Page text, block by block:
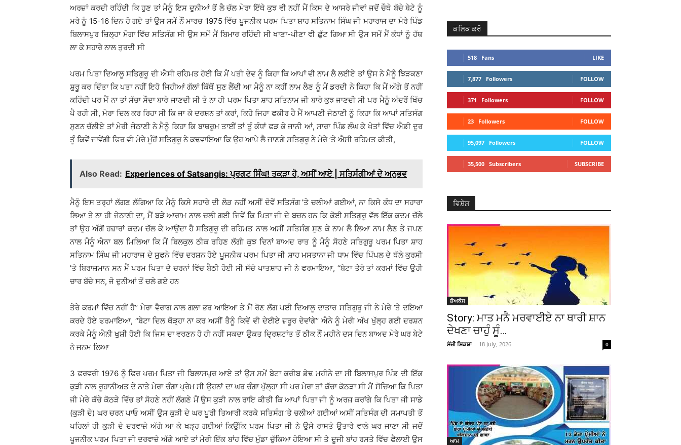
ਅਰਜ਼ਾਂ ਕਰਦੀ ਰਹਿੰਦੀ ਕਿ ਹੁਣ ਤਾਂ ਮੈਨੂੰ ਇਸ ਦੁਨੀਆਂ ਤੋਂ ਲੈ ਚੱਲ ਮੇਰਾ ਇੱਥੇ ਕੁਝ ਵੀ ਨਹੀਂ ਮੈਂ ਕਿਸ ਦੇ ਆਸਰੇ ਜੀਵਾਂ ਜਦੋਂ ਚੌਥੇ ਬੱਚੇ ਬੇਟੇ ਨੂੰ
ਮਰੇ ਨੂੰ 15-16 ਦਿਨ ਹੋ ਗਏ ਤਾਂ ਉਸ ਸਮੇਂ ਨੌਂ ਮਾਰਚ 1975 ਵਿੱਚ ਪੂਜਨੀਕ ਪਰਮ ਪਿਤਾ ਸ਼ਾਹ ਸਤਿਨਾਮ ਸਿੰਘ ਜੀ ਮਹਾਰਾਜ ਦਾ ਮੇਰੇ ਪਿੰਡ
ਬਿਲਾਸਪੁਰ ਜ਼ਿਲ੍ਹਾ ਮੋਗਾ ਵਿੱਚ ਸਤਿਸੰਗ ਸੀ ਉਸ ਸਮੇਂ ਮੈਂ ਬਿਮਾਰ ਰਹਿੰਦੀ ਸੀ ਖਾਣਾ-ਪੀਣਾ ਵੀ ਛੁੱਟ ਗਿਆ ਸੀ ਉਸ ਸਮੇਂ ਮੈਂ ਕੰਧਾਂ ਨੂੰ ਹੱਥ
ਲਾ ਕੇ ਸਹਾਰੇ ਨਾਲ ਤੁਰਦੀ ਸੀ
ਪਰਮ ਪਿਤਾ ਦਿਆਲੂ ਸਤਿਗੁਰੂ ਦੀ ਐਸੀ ਰਹਿਮਤ ਹੋਈ ਕਿ ਮੈਂ ਪਤੀ ਦੇਵ ਨੂੰ ਕਿਹਾ ਕਿ ਆਪਾਂ ਵੀ ਨਾਮ ਲੈ ਲਈਏ ਤਾਂ ਉਸ ਨੇ ਮੈਨੂੰ ਝਿੜਕਣਾ
ਸ਼ੁਰੂ ਕਰ ਦਿੱਤਾ ਕਿ ਪਤਾ ਨਹੀਂ ਇਹੋ ਜਿਹੀਆਂ ਗੱਲਾਂ ਕਿੱਥੋਂ ਸੁਣ ਲੈਂਦੀ ਆ ਮੈਨੂੰ ਨਾ ਕਹੀਂ ਨਾਮ ਲੈਣ ਨੂੰ ਮੈਂ ਡਰਦੀ ਨੇ ਕਿਹਾ ਕਿ ਮੈਂ ਅੱਗੇ ਤੋਂ ਨਹੀਂ
ਕਹਿੰਦੀ ਪਰ ਮੈਂ ਨਾ ਤਾਂ ਸੱਚਾ ਸੌਦਾ ਬਾਰੇ ਜਾਣਦੀ ਸੀ ਤੇ ਨਾ ਹੀ ਪਰਮ ਪਿਤਾ ਸ਼ਾਹ ਸਤਿਨਾਮ ਜੀ ਬਾਰੇ ਕੁਝ ਜਾਣਦੀ ਸੀ ਪਰ ਮੈਨੂੰ ਅੰਦਰੋਂ ਖਿੱਚ
ਪੈ ਰਹੀ ਸੀ, ਮੇਰਾ ਦਿਲ ਕਰ ਰਿਹਾ ਸੀ ਕਿ ਜਾ ਕੇ ਦਰਸ਼ਨ ਤਾਂ ਕਰਾਂ, ਕਿਹੋ ਜਿਹਾ ਫਕੀਰ ਹੈ ਮੈਂ ਆਪਣੀ ਜੇਠਾਣੀ ਨੂੰ ਕਿਹਾ ਕਿ ਆਪਾਂ ਸਤਿਸੰਗ
ਸੁਣਨ ਚੱਲੀਏ ਤਾਂ ਮੇਰੀ ਜੇਠਾਣੀ ਨੇ ਮੈਨੂੰ ਕਿਹਾ ਕਿ ਬਾਥਰੂਮ ਤਾਈਂ ਤਾਂ ਤੂੰ ਕੰਧਾਂ ਫੜ ਕੇ ਜਾਨੀ ਆਂ, ਸਾਰਾ ਪਿੰਡ ਲੰਘ ਕੇ ਖੇਤਾਂ ਵਿੱਚ ਐਡੀ ਦੂਰ
ਤੂੰ ਕਿਵੇਂ ਜਾਵੇਂਗੀ ਫਿਰ ਵੀ ਮੇਰੇ ਮੂੰਹੋਂ ਸਤਿਗੁਰੂ ਨੇ ਕਢਵਾਇਆ ਕਿ ਉਹ ਆਪੇ ਲੈ ਜਾਣਗੇ ਸਤਿਗੁਰੂ ਨੇ ਮੇਰੇ ’ਤੇ ਐਸੀ ਰਹਿਮਤ ਕੀਤੀ,
Also Read: Experiences of Satsangis: ਪ੍ਰਗਟ ਸਿੰਘ! ਤਕੜਾ ਹੋ, ਅਸੀਂ ਆਏ | ਸਤਿਸੰਗੀਆਂ ਦੇ ਅਨੁਭਵ
ਮੈਨੂੰ ਇਸ ਤਰ੍ਹਾਂ ਲੱਗਣ ਲੱਗਿਆ ਕਿ ਮੈਨੂੰ ਕਿਸੇ ਸਹਾਰੇ ਦੀ ਲੋੜ ਨਹੀਂ ਅਸੀਂ ਦੋਵੇਂ ਸਤਿਸੰਗ ’ਤੇ ਚਲੀਆਂ ਗਈਆਂ, ਨਾ ਕਿਸੇ ਕੰਧ ਦਾ ਸਹਾਰਾ
ਲਿਆ ਤੇ ਨਾ ਹੀ ਜੇਠਾਣੀ ਦਾ, ਮੈਂ ਬੜੇ ਆਰਾਮ ਨਾਲ ਚਲੀ ਗਈ ਜਿਵੇਂ ਕਿ ਪਿਤਾ ਜੀ ਦੇ ਬਚਨ ਹਨ ਕਿ ਕੋਈ ਸਤਿਗੁਰੂ ਵੱਲ ਇੱਕ ਕਦਮ ਚੱਲੇ
ਤਾਂ ਉਹ ਅੱਗੋਂ ਹਜ਼ਾਰਾਂ ਕਦਮ ਚੱਲ ਕੇ ਆਉਂਦਾ ਹੈ ਸਤਿਗੁਰੂ ਦੀ ਰਹਿਮਤ ਨਾਲ ਅਸੀਂ ਸਤਿਸੰਗ ਸੁਣ ਕੇ ਨਾਮ ਲੈ ਲਿਆ ਨਾਮ ਲੈਣ ਤੇ ਜਪਣ
ਨਾਲ ਮੈਨੂੰ ਐਨਾ ਬਲ ਮਿਲਿਆ ਕਿ ਮੈਂ ਬਿਲਕੁਲ ਠੀਕ ਰਹਿਣ ਲੱਗੀ ਕੁਝ ਦਿਨਾਂ ਬਾਅਦ ਰਾਤ ਨੂੰ ਮੈਨੂੰ ਸੋਹਣੇ ਸਤਿਗੁਰੂ ਪਰਮ ਪਿਤਾ ਸ਼ਾਹ
ਸਤਿਨਾਮ ਸਿੰਘ ਜੀ ਮਹਾਰਾਜ ਦੇ ਸੁਫਨੇ ਵਿੱਚ ਦਰਸ਼ਨ ਹੋਏ ਪੂਜਨੀਕ ਪਰਮ ਪਿਤਾ ਜੀ ਸ਼ਾਹ ਮਸਤਾਨਾ ਜੀ ਧਾਮ ਵਿੱਚ ਪਿੱਪਲ ਦੇ ਥੱਲੇ ਕੁਰਸੀ
’ਤੇ ਬਿਰਾਜ਼ਮਾਨ ਸਨ ਮੈਂ ਪਰਮ ਪਿਤਾ ਦੇ ਚਰਨਾਂ ਵਿੱਚ ਬੈਠੀ ਹੋਈ ਸੀ ਸੱਚੇ ਪਾਤਸ਼ਾਹ ਜੀ ਨੇ ਫਰਮਾਇਆ, ‘‘ਬੇਟਾ ਤੇਰੇ ਤਾਂ ਕਰਮਾਂ ਵਿੱਚ ਉਹੀ
ਚਾਰ ਬੱਚੇ ਸਨ, ਜੋ ਦੁਨੀਆਂ ਤੋਂ ਚਲੇ ਗਏ ਹਨ
ਤੇਰੇ ਕਰਮਾਂ ਵਿੱਚ ਨਹੀਂ ਹੈ’’ ਮੇਰਾ ਵੈਰਾਗ ਨਾਲ ਗਲਾ ਭਰ ਆਇਆ ਤੇ ਮੈਂ ਰੋਣ ਲੱਗ ਪਈ ਦਿਆਲੂ ਦਾਤਾਰ ਸਤਿਗੁਰੂ ਜੀ ਨੇ ਮੇਰੇ ’ਤੇ ਦਇਆ
ਕਰਦੇ ਹੋਏ ਫਰਮਾਇਆ, ‘‘ਬੇਟਾ ਦਿਲ ਥੋੜ੍ਹਾ ਨਾ ਕਰ ਅਸੀਂ ਤੈਨੂੰ ਕਿਵੇਂ ਵੀ ਦੇਈਏ ਜ਼ਰੂਰ ਦੇਵਾਂਗੇ’’ ਐਨੇ ਨੂੰ ਮੇਰੀ ਅੱਖ ਖੁੱਲ੍ਹ ਗਈ ਦਰਸ਼ਨ
ਕਰਕੇ ਮੈਨੂੰ ਐਨੀ ਖੁਸ਼ੀ ਹੋਈ ਕਿ ਜਿਸ ਦਾ ਵਰਣਨ ਹੋ ਹੀ ਨਹੀਂ ਸਕਦਾ ਉਕਤ ਦ੍ਰਿਸ਼ਟਾਂਤ ਤੋਂ ਠੀਕ ਨੌਂ ਮਹੀਨੇ ਦਸ ਦਿਨ ਬਾਅਦ ਮੇਰੇ ਘਰ ਬੇਟੇ
ਨੇ ਜਨਮ ਲਿਆ
3 ਫਰਵਰੀ 1976 ਨੂੰ ਫਿਰ ਪਰਮ ਪਿਤਾ ਜੀ ਬਿਲਾਸਪੁਰ ਆਏ ਤਾਂ ਉਸ ਸਮੇਂ ਬੇਟਾ ਕਰੀਬ ਡੇਢ ਮਹੀਨੇ ਦਾ ਸੀ ਬਿਲਾਸਪੁਰ ਪਿੰਡ ਦੀ ਇੱਕ
ਕੁੜੀ ਨਾਲ ਰੂਹਾਨੀਅਤ ਦੇ ਨਾਤੇ ਮੇਰਾ ਚੰਗਾ ਪ੍ਰੇਮ ਸੀ ਉਹਨਾਂ ਦਾ ਘਰ ਚੰਗਾ ਖੁੱਲ੍ਹਾ ਸੀੇ ਪਰ ਮੇਰਾ ਤਾਂ ਕੱਚਾ ਕੋਠੜਾ ਸੀ ਮੈਂ ਸੋਚਿਆ ਕਿ ਪਿਤਾ
ਜੀ ਮੇਰੇ ਕੱਚੇ ਕੋਠੜੇ ਵਿੱਚ ਤਾਂ ਸੋਹਣੇ ਨਹੀਂ ਲੱਗਣੇ ਮੈਂ ਉਸ ਕੁੜੀ ਨਾਲ ਰਾਇ ਕੀਤੀ ਕਿ ਆਪਾਂ ਪਿਤਾ ਜੀ ਨੂੰ ਅਰਜ਼ ਕਰਾਂਗੇ ਕਿ ਪਿਤਾ ਜੀ ਸਾਡੇ
(ਕੁੜੀ ਦੇ) ਘਰ ਚਰਨ ਪਾਓ ਅਸੀਂ ਉਸ ਕੁੜੀ ਦੇ ਘਰ ਪੂਰੀ ਤਿਆਰੀ ਕਰਕੇ ਸਤਿਸੰਗ ’ਤੇ ਚਲੀਆਂ ਗਈਆਂ ਅਸੀਂ ਸਤਿਸੰਗ ਦੀ ਸਮਾਪਤੀ ਤੋਂ
ਪਹਿਲਾਂ ਹੀ ਕੁੜੀ ਦੇ ਦਰਵਾਜ਼ੇ ਅੱਗੇ ਆ ਕੇ ਖੜ੍ਹ ਗਈਆਂ ਕਿਉਂਕਿ ਪਰਮ ਪਿਤਾ ਜੀ ਨੇ ਉਸੇ ਰਾਸਤੇ ਉਤਾਰੇ ਵਾਲੇ ਘਰ ਜਾਣਾ ਸੀ ਜਦੋਂ
ਪੂਜਨੀਕ ਪਰਮ ਪਿਤਾ ਜੀ ਦਰਵਾਜ਼ੇ ਅੱਗੇ ਆਏ ਤਾਂ ਮੇਰੀ ਇੱਕ ਬਾਂਹ ਵਿੱਚ ਮੁੰਡਾ ਚੁੱਕਿਆ ਹੋਇਆ ਸੀ ਤੇ ਦੂਜੀ ਬਾਂਹ ਰਸਤੇ ਵਿੱਚ ਫੈਲਾਈ ਉਸ
ਕਲਿਕ ਕਰੋ
518 Fans LIKE
7,877 Followers FOLLOW
371 Followers FOLLOW
23 Followers FOLLOW
95,097 Followers FOLLOW
35,500 Subscribers SUBSCRIBE
ਵਿਸ਼ੇਸ਼
ਸ਼ੋਅਕੇਸ
Story: ਮਾਤ ਮਨੈ ਮਰਵਾਈਏ ਨਾ ਥਾਰੀ ਸ਼ਾਨ
ਦੇਖਣਾ ਚਾਹੁੰ ਸੂੰ…
ਸੱਚੀ ਸ਼ਿਕਸ਼ਾ - 18 July, 2026 0
ਆਮ